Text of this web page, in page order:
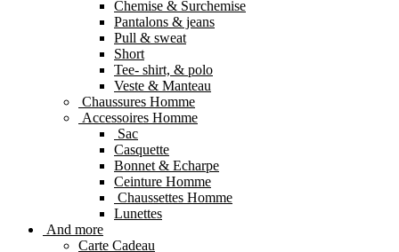
Chemise & Surchemise
Pantalons & jeans
Pull & sweat
Short
Tee- shirt, & polo
Veste & Manteau
Chaussures Homme
Accessoires Homme
Sac
Casquette
Bonnet & Echarpe
Ceinture Homme
Chaussettes Homme
Lunettes
And more
Carte Cadeau